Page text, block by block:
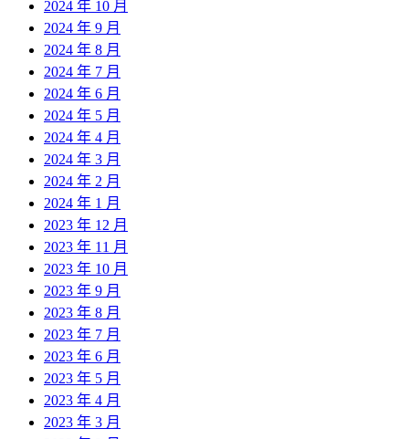
2024 年 10 月
2024 年 9 月
2024 年 8 月
2024 年 7 月
2024 年 6 月
2024 年 5 月
2024 年 4 月
2024 年 3 月
2024 年 2 月
2024 年 1 月
2023 年 12 月
2023 年 11 月
2023 年 10 月
2023 年 9 月
2023 年 8 月
2023 年 7 月
2023 年 6 月
2023 年 5 月
2023 年 4 月
2023 年 3 月